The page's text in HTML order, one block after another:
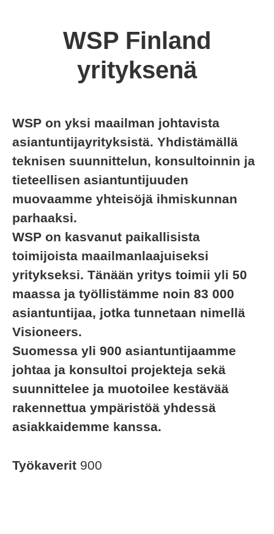
WSP Finland
yrityksenä
WSP on yksi maailman johtavista
asiantuntijayrityksistä. Yhdistämällä
teknisen suunnittelun, konsultoinnin ja
tieteellisen asiantuntijuuden
muovaamme yhteisöjä ihmiskunnan
parhaaksi.
WSP on kasvanut paikallisista
toimijoista maailmanlaajuiseksi
yritykseksi. Tänään yritys toimii yli 50
maassa ja työllistämme noin 83 000
asiantuntijaa, jotka tunnetaan nimellä
Visioneers.
Suomessa yli 900 asiantuntijaamme
johtaa ja konsultoi projekteja sekä
suunnittelee ja muotoilee kestävää
rakennettua ympäristöä yhdessä
asiakkaidemme kanssa.
Työkaverit 900